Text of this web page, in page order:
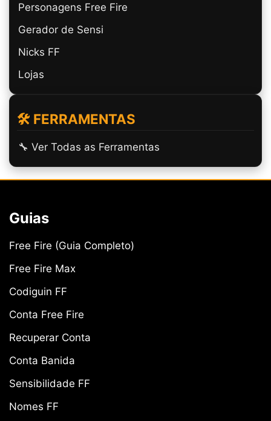
Personagens Free Fire
Gerador de Sensi
Nicks FF
Lojas
🛠️ FERRAMENTAS
🔧 Ver Todas as Ferramentas
Guias
Free Fire (Guia Completo)
Free Fire Max
Codiguin FF
Conta Free Fire
Recuperar Conta
Conta Banida
Sensibilidade FF
Nomes FF